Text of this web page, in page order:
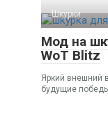
Шкурки
Мод на
WoT Blitz
Яркий внешний
будущие